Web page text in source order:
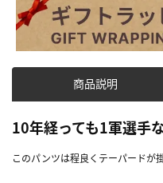
商品説明
10年経っても1軍選手
このパンツは程良くテーパードが